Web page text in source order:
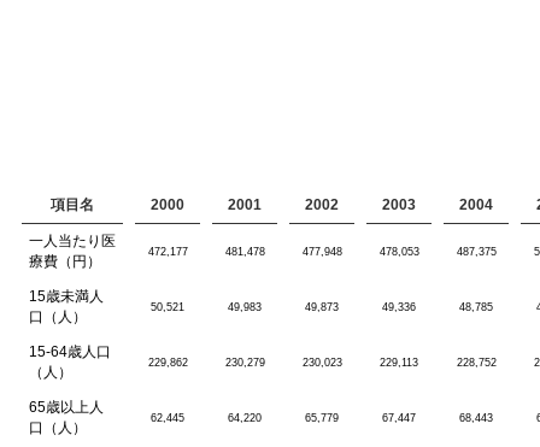
項目名 2000 2001 2002 2003 2004
一人当たり医
療費（円）
472,177 481,478 477,948 478,053 487,375
15歳未満人
口（人）
50,521 49,983 49,873 49,336 48,785
15-64歳人口
（人）
229,862 230,279 230,023 229,113 228,752
65歳以上人
口（人）
62,445 64,220 65,779 67,447 68,443